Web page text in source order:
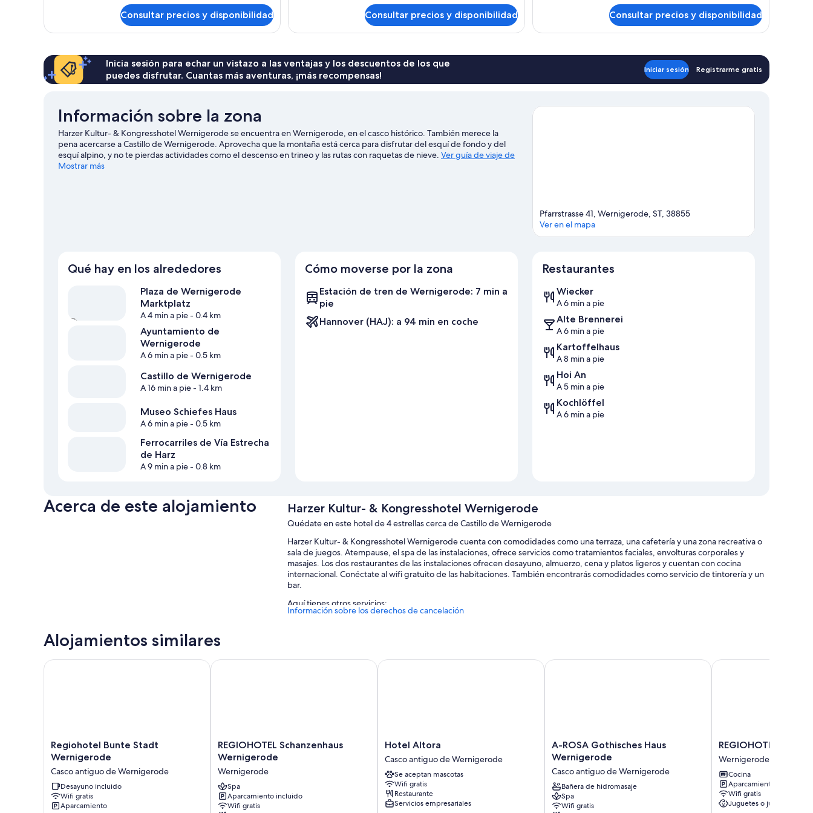
Confort
Consultar precios y disponibilidad
familiar
Consultar precios y disponibilidad Consultar precios y disponibilidad
Inicia sesión para echar un vistazo a las ventajas y los descuentos de los que
puedes disfrutar. Cuantas más aventuras, ¡más recompensas!
Iniciar sesión Registrarme gratis
Información sobre la zona
Harzer Kultur- & Kongresshotel Wernigerode se encuentra en Wernigerode, en el casco histórico. También merece la
pena acercarse a Castillo de Wernigerode. Aprovecha que la montaña está cerca para disfrutar del esquí de fondo y del
esquí alpino, y no te pierdas actividades como el descenso en trineo y las rutas con raquetas de nieve. Ver guía de viaje de
Wernigerode
Mostrar más
Pfarrstrasse 41, Wernigerode, ST, 38855
Ver en el mapa
Qué hay en los alrededores
Plaza de Wernigerode
Marktplatz
A 4 min a pie- 0.4 km
Ayuntamiento de
Wernigerode
A 6 min a pie- 0.5 km
Castillo de Wernigerode
A 16 min a pie- 1.4 km
Museo Schiefes Haus
A 6 min a pie- 0.5 km
Ferrocarriles de Vía Estrecha
de Harz
A 9 min a pie- 0.8 km
Cómo moverse por la zona
Estación de tren de Wernigerode: 7 min a
pie
Hannover (HAJ): a 94 min en coche
Restaurantes
Wiecker
A 6 min a pie
Alte Brennerei
A 6 min a pie
Kartoffelhaus
A 8 min a pie
Hoi An
A 5 min a pie
Kochlöffel
A 6 min a pie
Acerca de este alojamiento Harzer Kultur- & Kongresshotel Wernigerode
Quédate en este hotel de 4 estrellas cerca de Castillo de Wernigerode
Harzer Kultur- & Kongresshotel Wernigerode cuenta con comodidades como una terraza, una cafetería y una zona recreativa o
sala de juegos. Atempause, el spa de las instalaciones, ofrece servicios como tratamientos faciales, envolturas corporales y
masajes. Los dos restaurantes de las instalaciones ofrecen desayuno, almuerzo, cena y platos ligeros y cuentan con cocina
internacional. Conéctate al wifi gratuito de las habitaciones. También encontrarás comodidades como servicio de tintorería y un
bar.
Aquí tienes otros servicios:
Secadores de pelo y champú
Televisiones de pantalla plana con canales por satélite
Armarios o roperos, calefacción y servicio de limpieza
Información sobre los derechos de cancelación
Alojamientos similares
Regiohotel
Bunte
Wernigerode
Casco
antiguo
de
Regiohotel Bunte Stadt
Wernigerode
Casco antiguo de Wernigerode
Desayuno incluido
Wifi gratis
Aparcamiento
Regiohotel Bunte Stadt Wernigerode
REGIOHOTEL
Schanzenhaus
Wernigerode
Wernigerode
REGIOHOTEL Schanzenhaus
Wernigerode
Wernigerode
Spa
Aparcamiento incluido
Wifi gratis
REGIOHOTEL Schanzenhaus Wernigerode
Hotel
Altora
Casco
antiguo
de
Wernigerode
Hotel Altora
Casco antiguo de Wernigerode
Se aceptan mascotas
Wifi gratis
Restaurante
Servicios empresariales
Hotel Altora
A-
ROSA
Gothisches
Haus
Wernigerode
Casco
antiguo
A-ROSA Gothisches Haus
Wernigerode
Casco antiguo de Wernigerode
Bañera de hidromasaje
Spa
Wifi gratis
A-ROSA Gothisches Haus Wernigerode
REGIOHOTEL
Harzresidenz
Wernigerode
REGIOHOTEL
Wernigerode
Cocina
Aparcamiento incluido
Wifi gratis
Juguetes o juegos
REGIOHOTEL